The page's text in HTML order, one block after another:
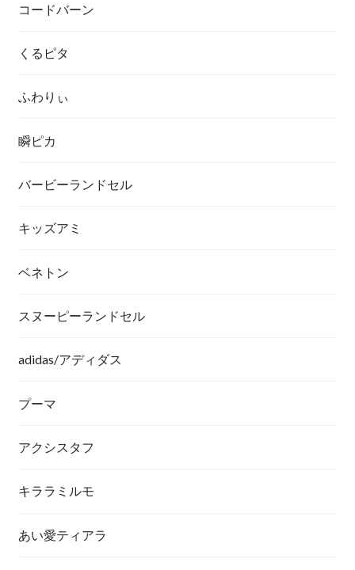
コードバーン
くるピタ
ふわりぃ
瞬ピカ
バービーランドセル
キッズアミ
ベネトン
スヌーピーランドセル
adidas/アディダス
プーマ
アクシスタフ
キララミルモ
あい愛ティアラ